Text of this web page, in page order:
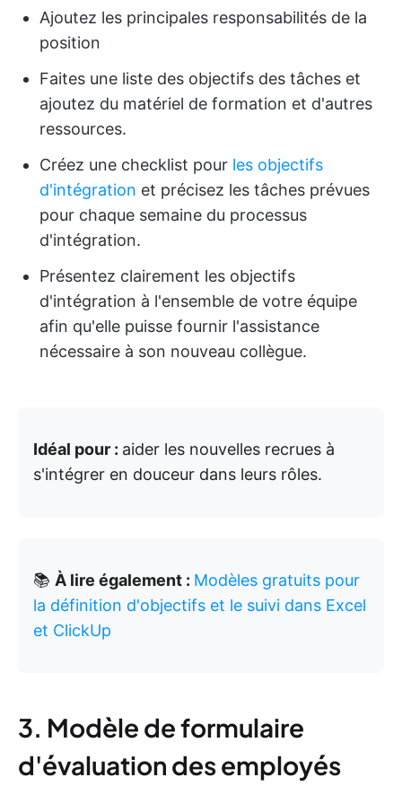
Ajoutez les principales responsabilités de la
position
Faites une liste des objectifs des tâches et
ajoutez du matériel de formation et d'autres
ressources.
Créez une checklist pour les objectifs
d'intégration et précisez les tâches prévues
pour chaque semaine du processus
d'intégration.
Présentez clairement les objectifs
d'intégration à l'ensemble de votre équipe
afin qu'elle puisse fournir l'assistance
nécessaire à son nouveau collègue.
Idéal pour : aider les nouvelles recrues à
s'intégrer en douceur dans leurs rôles.
📚 À lire également : Modèles gratuits pour
la définition d'objectifs et le suivi dans Excel
et ClickUp
3. Modèle de formulaire
d'évaluation des employés